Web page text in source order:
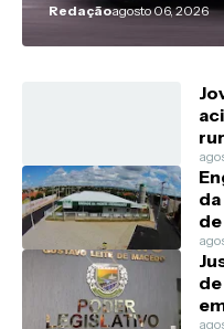
Redaçãoagosto 06, 2026